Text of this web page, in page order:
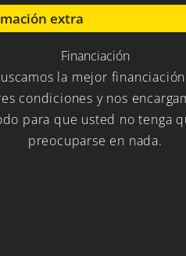
extra
Financiación
la mejor
condiciones y nos
para que usted no tenga
preocuparse en nada.